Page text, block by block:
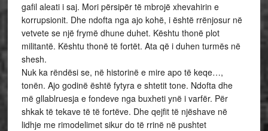
gafil aleati i saj. Mori përsipër të mbrojë xhevahirin e
korrupsionit. Dhe ndofta nga ajo kohë, i është rrënjosur në
vetvete se një frymë dhune duhet. Kështu thonë plot
militantë. Kështu thonë të fortët. Ata që i duhen turmës në
shesh.
Nuk ka rëndësi se, në historinë e mire apo të keqe…,
tonën. Ajo godinë është fytyra e shtetit tone. Ndofta dhe
më gllablruesja e fondeve nga buxheti ynë i varfër. Për
shkak të tekave të të fortëve. Dhe qejfit të njëshave në
lidhje me rimodelimet sikur do të rrinë në pushtet